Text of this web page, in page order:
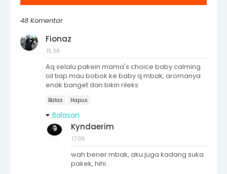
48 Komentar
Fionaz
15:38
Aq selalu pakein mama's choice baby calming
oil tiap mau bobok ke baby q mbak, aromanya
enak banget dan bikin rileks
Balas Hapus
Balasan
Kyndaerim
17:05
wah bener mbak, aku juga kadang suka
pakek, hihi..